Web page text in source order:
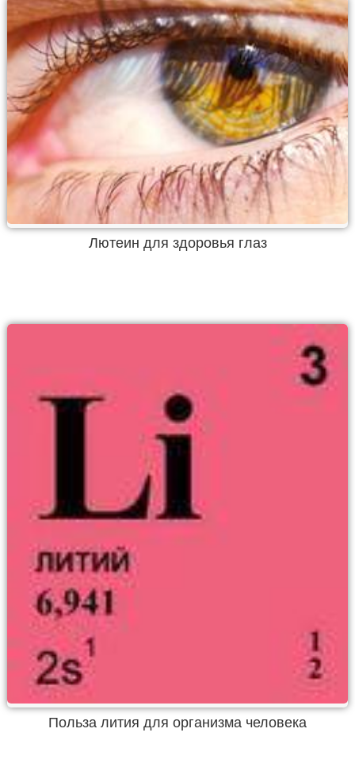
Лютеин для здоровья глаз
Польза лития для организма человека